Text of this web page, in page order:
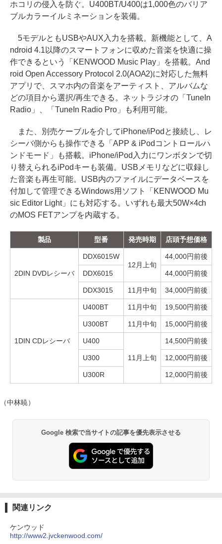
ホコリの侵入を防ぐ。U400BT/U400は1,000色のバリア
ブルカラーイルミネーションを装備。
5モデルともUSBやAUX入力を搭載。新機能として、A
ndroid 4.1以降のスマートフォンに収めた音楽を快適に操
作できるという「KENWOOD Music Play」を搭載。And
roid Open Accessory Protocol 2.0(AOA2)に対応した無料
アプリで、スマホ内の音楽をアーティスト、アルバムな
どの項目から選択/再生できる。ネットラジオの「TuneIn
Radio」、「TuneIn Radio Pro」も利用可能。
また、別売ケーブルを介してiPhone/iPodと接続し、レ
シーバ側からも操作できる「APP & iPodコントロールハ
ンドモード」も搭載。iPhone/iPod入力にワンボタンで切
り替えられるiPodキーも装備。USBメモリなどに収録し
た音楽も再生可能。USB内のファイルにデータベースを
付加して管理できるWindows用ソフト「KENWOOD Mu
sic Editor Light」にも対応する。いずれも最大50W×4ch
のMOS FETアンプを内蔵する。
製品 型番 発売時期 店頭予想価格
2DIN DVDレシーバ
DDX6015W
12月上旬
44,000円前後
DDX6015 44,000円前後
DDX3015 11月中旬 34,000円前後
1DIN CDレシーバ
U400BT 11月中旬 19,500円前後
U300BT 11月中旬 15,000円前後
U400
11月上旬
14,500円前後
U300 12,000円前後
U300R 12,000円前後
（中林暁）
Google 検索で当サイトの記事を優先表示させる
関連リンク
ケンウッド
http://www2.jvckenwood.com/